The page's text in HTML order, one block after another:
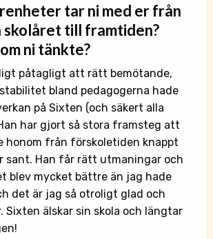
tar ni med er från
till framtiden?
ni tänkte?
påtagligt att rätt bemötande,
bland pedagogerna hade
på Sixten (och säkert alla
har gjort så stora framsteg att
honom från förskoletiden knappt
sant. Han får rätt utmaningar och
blev mycket bättre än jag hade
det är jag så otroligt glad och
Sixten älskar sin skola och längtar